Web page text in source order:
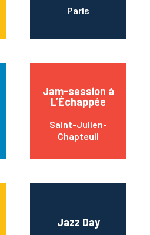
Paris
Jam-session à
L’Échappée
Saint-Julien-
Chapteuil
Jazz Day